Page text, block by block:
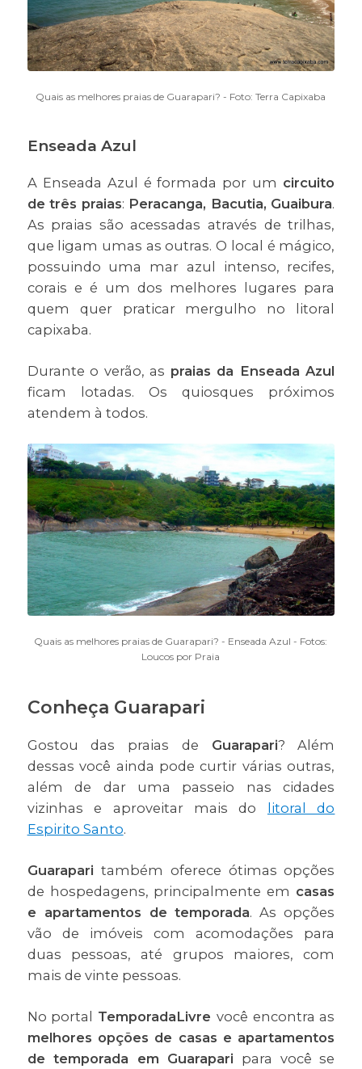
Quais as melhores praias de Guarapari? - Foto: Terra Capixaba
Enseada Azul
A Enseada Azul é formada por um circuito
de três praias: Peracanga, Bacutia, Guaibura.
As praias são acessadas através de trilhas,
que ligam umas as outras. O local é mágico,
possuindo uma mar azul intenso, recifes,
corais e é um dos melhores lugares para
quem quer praticar mergulho no litoral
capixaba.
Durante o verão, as praias da Enseada Azul
ficam lotadas. Os quiosques próximos
atendem à todos.
Quais as melhores praias de Guarapari? - Enseada Azul - Fotos:
Loucos por Praia
Conheça Guarapari
Gostou das praias de Guarapari? Além
dessas você ainda pode curtir várias outras,
além de dar uma passeio nas cidades
vizinhas e aproveitar mais do litoral do
Espirito Santo.
Guaraparitambém oferece ótimas opções
de hospedagens, principalmente em casas
e apartamentos de temporada. As opções
vão de imóveis com acomodações para
duas pessoas, até grupos maiores, com
mais de vinte pessoas.
No portal TemporadaLivre você encontra as
melhores opções de casas e apartamentos
de temporada em Guarapari para você se